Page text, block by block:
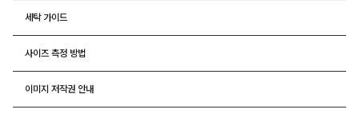
세탁 가이드
사이즈 측정 방법
이미지 저작권 안내